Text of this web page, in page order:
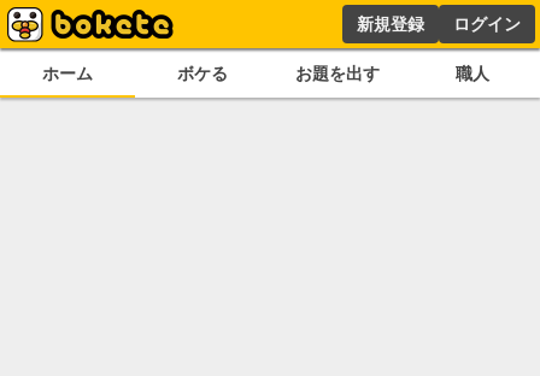
新規登録 ログイン
ホーム ボケる お題を出す 職人